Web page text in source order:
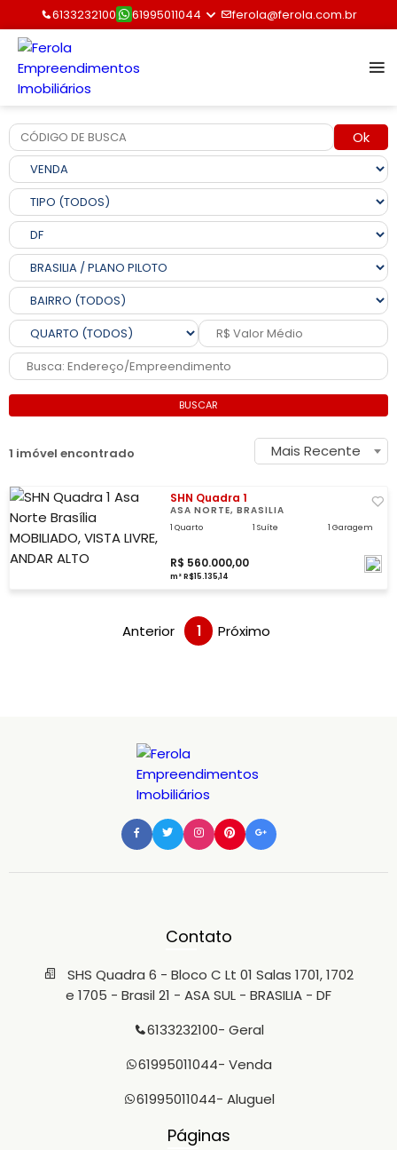
6133232100 61995011044 ferola@ferola.com.br
Ok
BUSCAR
1 imóvel encontrado Mais Recente
SHN Quadra 1
ASA NORTE, BRASÍLIA
1 Quarto 1 Suíte 1 Garagem
R$ 560.000,00
m² R$15.135,14
Anterior 1 Próximo
Contato
SHS Quadra 6 - Bloco C Lt 01 Salas 1701, 1702
e 1705 - Brasil 21 - ASA SUL - BRASILIA - DF
6133232100- Geral
61995011044- Venda
61995011044- Aluguel
Páginas